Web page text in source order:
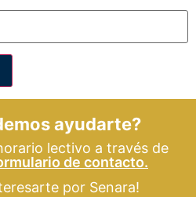
ayudarte?
lectivo a través de
de contacto.
por Senara!